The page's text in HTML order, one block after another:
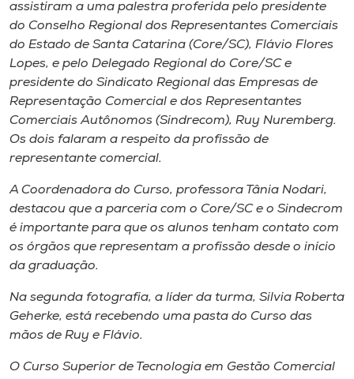
Biblioteca
Editora
Rádio
Museu
Unoesc
Store
Selecione
o idioma
assistiram a uma palestra proferida pelo presidente
do Conselho Regional dos Representantes Comerciais
do Estado de Santa Catarina (Core/SC), Flávio Flores
Lopes, e pelo Delegado Regional do Core/SC e
presidente do Sindicato Regional das Empresas de
Representação Comercial e dos Representantes
Comerciais Autônomos (Sindrecom), Ruy Nuremberg.
Os dois falaram a respeito da profissão de
representante comercial.
A Coordenadora do Curso, professora Tânia Nodari,
destacou que a parceria com o Core/SC e o Sindecrom
é importante para que os alunos tenham contato com
os órgãos que representam a profissão desde o início
da graduação.
Na segunda fotografia, a líder da turma, Silvia Roberta
Geherke, está recebendo uma pasta do Curso das
mãos de Ruy e Flávio.
O Curso Superior de Tecnologia em Gestão Comercial